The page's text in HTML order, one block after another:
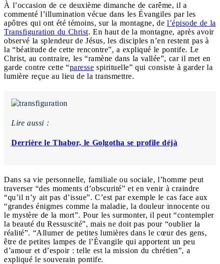
À l’occasion de ce deuxième dimanche de carême, il a
commenté l’illumination vécue dans les Évangiles par les
apôtres qui ont été témoins, sur la montagne, de l’épisode de la
Transfiguration du Christ. En haut de la montagne, après avoir
observé la splendeur de Jésus, les disciples n’en restent pas à
la “béatitude de cette rencontre”, a expliqué le pontife. Le
Christ, au contraire, les “ramène dans la vallée”, car il met en
garde contre cette “paresse spirituelle” qui consiste à garder la
lumière reçue au lieu de la transmettre.
Lire aussi :
Derrière le Thabor, le Golgotha se profile déjà
Dans sa vie personnelle, familiale ou sociale, l’homme peut
traverser “des moments d’obscurité” et en venir à craindre
“qu’il n’y ait pas d’issue”. C’est par exemple le cas face aux
“grandes énigmes comme la maladie, la douleur innocente ou
le mystère de la mort”. Pour les surmonter, il peut “contempler
la beauté du Ressuscité”, mais ne doit pas pour “oublier la
réalité”. “Allumer de petites lumières dans le cœur des gens,
être de petites lampes de l’Évangile qui apportent un peu
d’amour et d’espoir : telle est la mission du chrétien”, a
expliqué le souverain pontife.